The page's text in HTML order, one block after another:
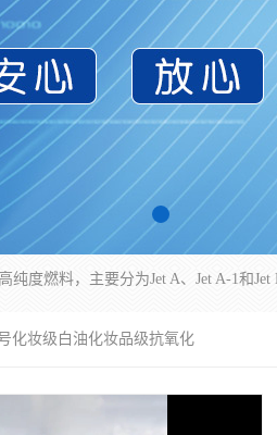
化妆级白油化妆品级抗氧化